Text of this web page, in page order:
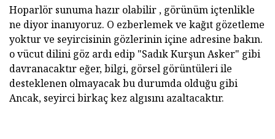
Hoparlör sunuma hazır olabilir , görünüm içtenlikle
ne diyor inanıyoruz. O ezberlemek ve kağıt gözetleme
yoktur ve seyircisinin gözlerinin içine adresine bakın.
o vücut dilini göz ardı edip "Sadık Kurşun Asker" gibi
davranacaktır eğer, bilgi, görsel görüntüleri ile
desteklenen olmayacak bu durumda olduğu gibi
Ancak, seyirci birkaç kez algısını azaltacaktır.